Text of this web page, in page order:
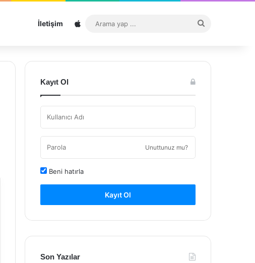
İletişim Sitemap
...
Kayıt Ol
Unuttunuz mu?
Beni hatırla
Kayıt Ol
Son Yazılar